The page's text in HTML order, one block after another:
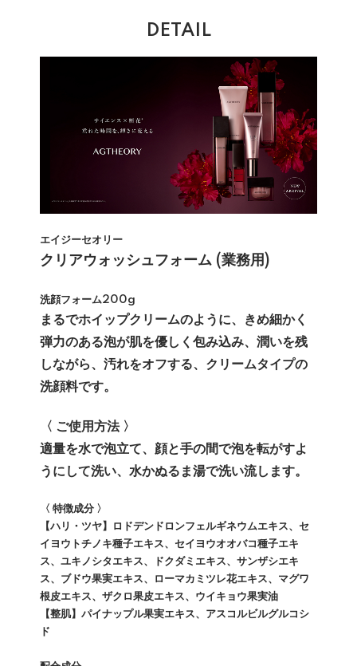
DETAIL
エイジーセオリー
クリアウォッシュフォーム (業務用)
洗顔フォーム200g
まるでホイップクリームのように、きめ細かく
弾力のある泡が肌を優しく包み込み、潤いを残
しながら、汚れをオフする、クリームタイプの
洗顔料です。
〈 ご使用方法 〉
適量を水で泡立て、顔と手の間で泡を転がすよ
うにして洗い、水かぬるま湯で洗い流します。
〈 特徴成分 〉
【ハリ・ツヤ】ロドデンドロンフェルギネウムエキス、セ
イヨウトチノキ種子エキス、セイヨウオオバコ種子エキ
ス、ユキノシタエキス、ドクダミエキス、サンザシエキ
ス、ブドウ果実エキス、ローマカミツレ花エキス、マグワ
根皮エキス、ザクロ果皮エキス、ウイキョウ果実油
【整肌】パイナップル果実エキス、アスコルビルグルコシ
ド